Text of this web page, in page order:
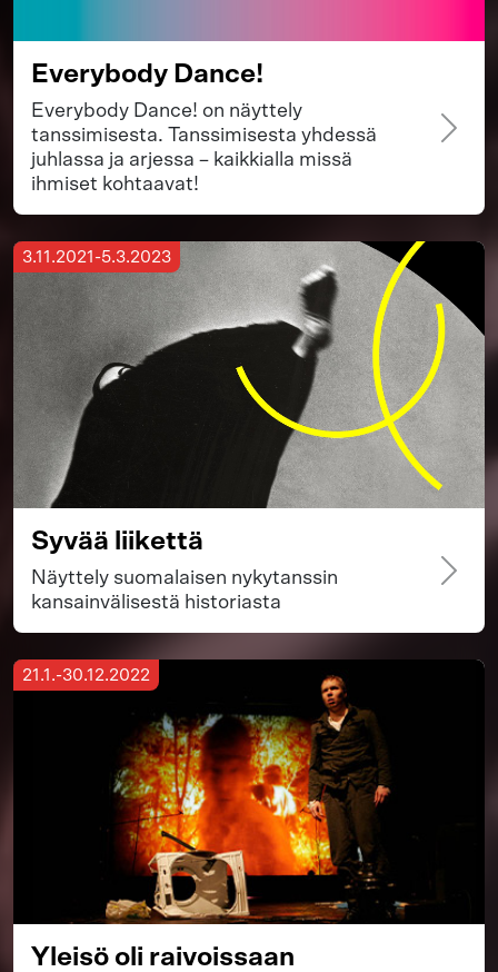
Everybody Dance!
Everybody Dance! on näyttely
tanssimisesta. Tanssimisesta yhdessä
juhlassa ja arjessa – kaikkialla missä
ihmiset kohtaavat!
3.11.2021-5.3.2023
Syvää liikettä
Näyttely suomalaisen nykytanssin
kansainvälisestä historiasta
21.1.-30.12.2022
Yleisö oli raivoissaan